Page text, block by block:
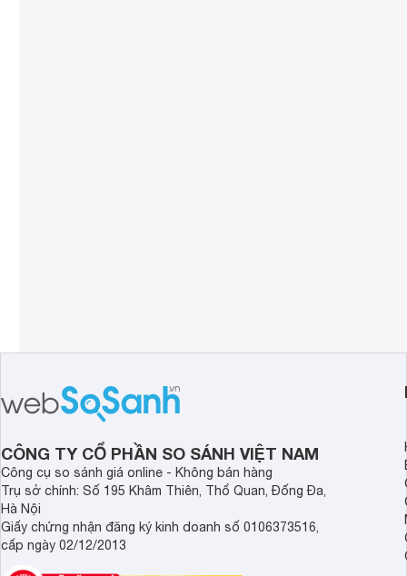
CÔNG TY CỔ PHẦN SO SÁNH VIỆT NAM
Công cụ so sánh giá online - Không bán hàng
Trụ sở chính: Số 195 Khâm Thiên, Thổ Quan, Đống Đa,
Hà Nội
Giấy chứng nhận đăng ký kinh doanh số 0106373516,
cấp ngày 02/12/2013